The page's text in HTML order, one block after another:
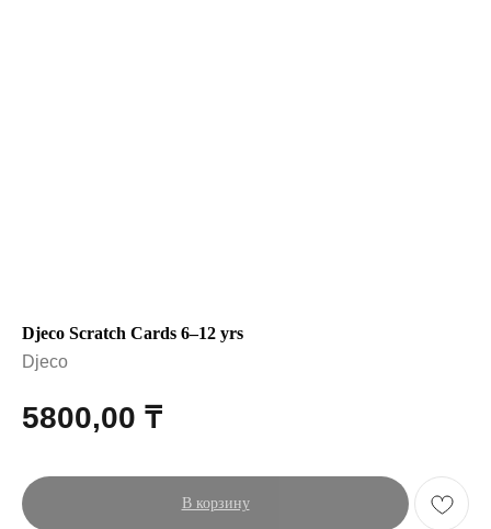
Djeco Scratch Cards 6–12 yrs
Djeco
5800,00 ₸
В корзину